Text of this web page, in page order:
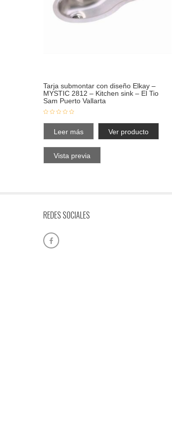
Tarja submontar con diseño Elkay –
MYSTIC 2812 – Kitchen sink – El Tio
Sam Puerto Vallarta
Leer más Ver producto
Vista previa
REDES SOCIALES